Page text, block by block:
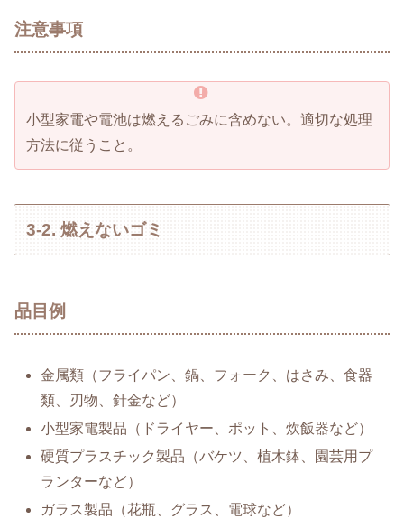
注意事項
小型家電や電池は燃えるごみに含めない。適切な処理
方法に従うこと。
3-2. 燃えないゴミ
品目例
金属類（フライパン、鍋、フォーク、はさみ、食器
類、刃物、針金など）
小型家電製品（ドライヤー、ポット、炊飯器など）
硬質プラスチック製品（バケツ、植木鉢、園芸用プ
ランターなど）
ガラス製品（花瓶、グラス、電球など）